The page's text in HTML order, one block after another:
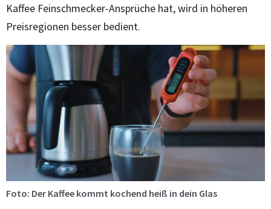
Kaffee Feinschmecker-Ansprüche hat, wird in höheren
Preisregionen besser bedient.
Foto: Der Kaffee kommt kochend heiß in dein Glas